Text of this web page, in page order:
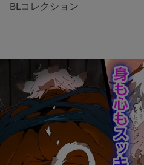
BLコレクション